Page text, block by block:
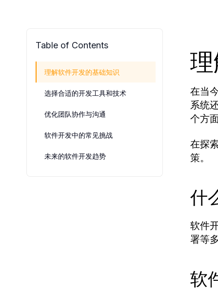
Table of Contents
理解软件开发的基础知识
选择合适的开发工具和技术
优化团队协作与沟通
软件开发中的常见挑战
未来的软件开发趋势
在当
系统
个方
在探
策。
什
软件
署等
软